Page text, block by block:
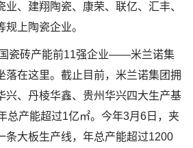
业、建翔陶瓷、康荣、联亿、汇丰、
上陶瓷企业。
瓷砖产能前11强企业——米兰诺集
落在这里。截止目前，米兰诺集团拥
兴、丹棱华鑫、贵州华兴四大生产基
总产能超过1亿㎡。今年3月6日，夹
条大板生产线，年总产能超过1200